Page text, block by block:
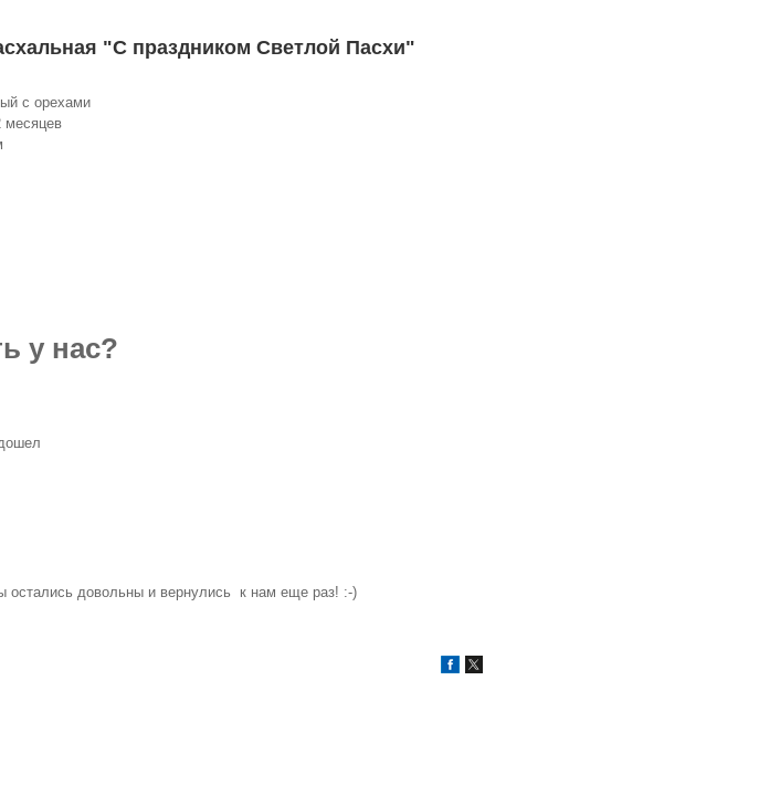
"С праздником Светлой Пасхи"
с орехами
месяцев
у нас?
довольны и вернулись к нам еще раз! :-)